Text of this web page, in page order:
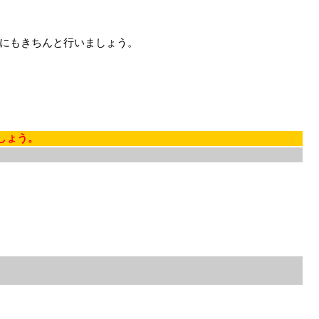
きちんと行いましょう。
う。